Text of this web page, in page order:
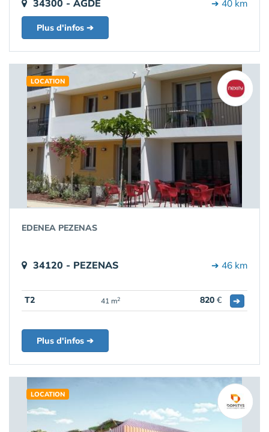
34300 - AGDE ➔ 40 km
Plus d'infos ➔
LOCATION
EDENEA PEZENAS
34120 - PEZENAS ➔ 46 km
T2 41 m2 820 € ➔
Plus d'infos ➔
LOCATION